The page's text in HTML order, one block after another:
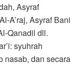
Asyraf
A’raj, Asyraf Bani
Qanadil dll.
syuhrah
nasab, dan secara